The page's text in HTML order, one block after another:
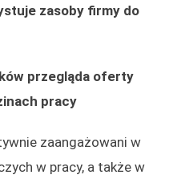
zasoby firmy do
przegląda oferty
pracy
zaangażowani w
w pracy, a także w